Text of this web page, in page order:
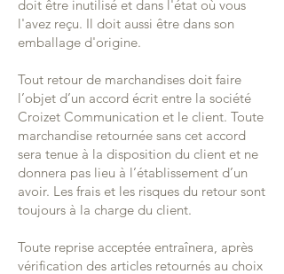
doit être inutilisé et dans l'état où vous
l'avez reçu. Il doit aussi être dans son
emballage d'origine.
Tout retour de marchandises doit faire
l’objet d’un accord écrit entre la société
Croizet Communication et le client. Toute
marchandise retournée sans cet accord
sera tenue à la disposition du client et ne
donnera pas lieu à l’établissement d’un
avoir. Les frais et les risques du retour sont
toujours à la charge du client.
Toute reprise acceptée entraînera, après
vérification des articles retournés au choix